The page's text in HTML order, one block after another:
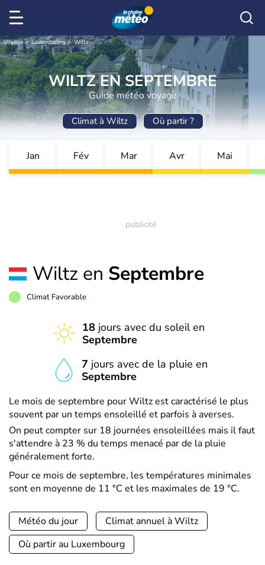
Voyage Luxembourg Wiltz
WILTZ EN SEPTEMBRE
Guide météo voyage
Climat à Wiltz Où partir ?
Jan Fév Mar Avr Mai
Wiltz en Septembre
Climat Favorable
18 jours avec du soleil en
Septembre
7 jours avec de la pluie en
Septembre
Le mois de septembre pour Wiltz est caractérisé le plus
souvent par un temps ensoleillé et parfois à averses.
On peut compter sur 18 journées ensoleillées mais il faut
s'attendre à 23 % du temps menacé par de la pluie
généralement forte.
Pour ce mois de septembre, les températures minimales
sont en moyenne de 11 °C et les maximales de 19 °C.
Météo du jour
Climat annuel à Wiltz
Où partir au Luxembourg